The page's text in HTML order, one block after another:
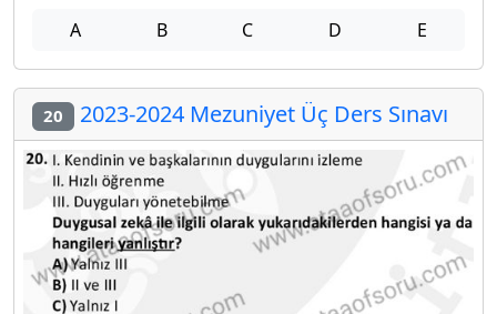
A B C D E
20 2023-2024 Mezuniyet Üç Ders Sınavı